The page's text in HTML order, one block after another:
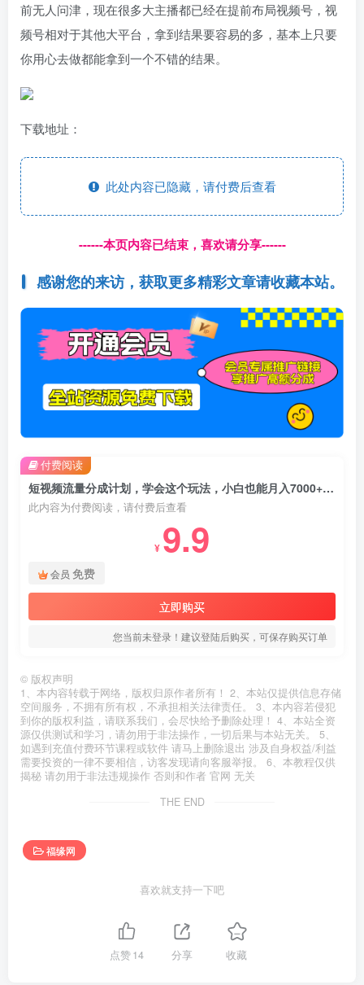
前无人问津，现在很多大主播都已经在提前布局视频号，视
频号相对于其他大平台，拿到结果要容易的多，基本上只要
你用心去做都能拿到一个不错的结果。
下载地址：
此处内容已隐藏，请付费后查看
------本页内容已结束，喜欢请分享------
感谢您的来访，获取更多精彩文章请收藏本站。
短视频流量分成计划，学会这个玩法，小白也能月入7000+【视频教程，附软件】
此内容为付费阅读，请付费后查看
¥ 9.9
会员 免费
立即购买
您当前未登录！建议登陆后购买，可保存购买订单
付费阅读
© 版权声明
1、本内容转载于网络，版权归原作者所有！ 2、本站仅提供信息存储
空间服务，不拥有所有权，不承担相关法律责任。 3、本内容若侵犯
到你的版权利益，请联系我们，会尽快给予删除处理！ 4、本站全资
源仅供测试和学习，请勿用于非法操作，一切后果与本站无关。 5、
如遇到充值付费环节课程或软件 请马上删除退出 涉及自身权益/利益
需要投资的一律不要相信，访客发现请向客服举报。 6、本教程仅供
揭秘 请勿用于非法违规操作 否则和作者 官网 无关
THE END
福缘网
喜欢就支持一下吧
点赞14 分享 收藏